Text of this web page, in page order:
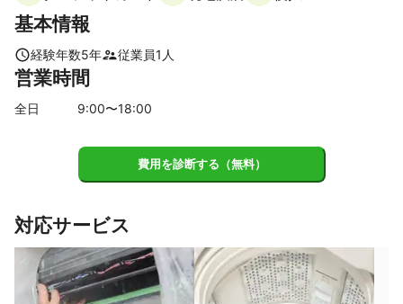
田原本町
【京都府】
八幡市 京田辺市 精華町
長岡京市
久御山町
宇治市
宇治田原町
兵庫県】
尼崎市 川西市 宝塚市 西宮市 芦屋市
草津市 栗東市
基本情報
経験年数5年 従業員1 人
営業時間
全日 9:00〜18:00
費用を診断する（無料）
対応サービス